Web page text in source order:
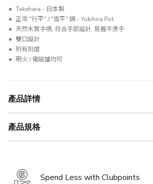
Takehara - 日本製
正宗 "行平" / "雪平" 鍋 - Yukihira Pot
天然木質手柄, 符合手部設計, 易握不燙手
雙口設計
附有刻度
明火 / 電磁爐均可
產品詳情
產品規格
Spend Less with Clubpoints